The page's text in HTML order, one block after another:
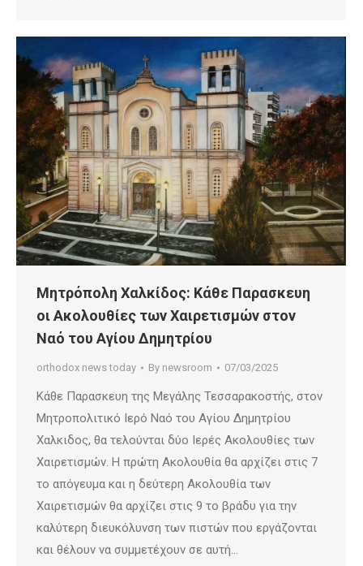
Μητρόπολη Χαλκίδος: Κάθε Παρασκευη
οι Ακολουθίες των Χαιρετισμών στον
Ναό του Αγίου Δημητρίου
orthodox news today By newsroom 07/03/2025
Κάθε Παρασκευη της Μεγάλης Τεσσαρακοστής, στον
Μητροπολιτικό Ιερό Ναό του Αγίου Δημητρίου
Χαλκιδος, θα τελούνται δύο Ιερές Ακολουθίες των
Χαιρετισμών. Η πρώτη Ακολουθία θα αρχίζει στις 7
το απόγευμα και η δεύτερη Ακολουθία των
Χαιρετισμών θα αρχίζει στις 9 το βράδυ για την
καλύτερη διευκόλυνση των πιστών που εργάζονται
και θέλουν να συμμετέχουν σε αυτή…